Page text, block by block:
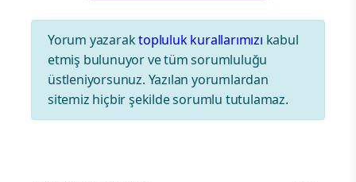
Yorum yazaraktopluluk kurallarımızı kabul
etmiş bulunuyor ve tüm sorumluluğu
üstleniyorsunuz. Yazılan yorumlardan
sitemiz hiçbir şekilde sorumlu tutulamaz.